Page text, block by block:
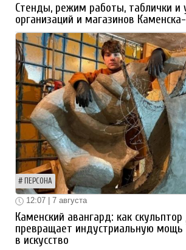
Стенды, режим работы, таблички и
организаций и магазинов
ПЕРСОНА
12:07 | 7 августа
Каменский авангард: как
превращает индустриальную мощь
в искусство